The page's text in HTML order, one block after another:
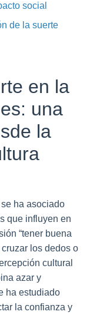
social
de la suerte
en la
una
la
ha asociado
que influyen en
“tener buena
los dedos o
cultural
azar y
ha estudiado
la confianza y